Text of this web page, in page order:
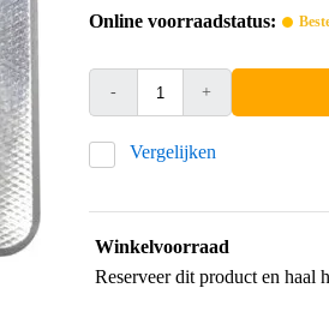
Online voorraadstatus:
- +
Vergelijken
Winkelvoorraad
Reserveer dit product en haal